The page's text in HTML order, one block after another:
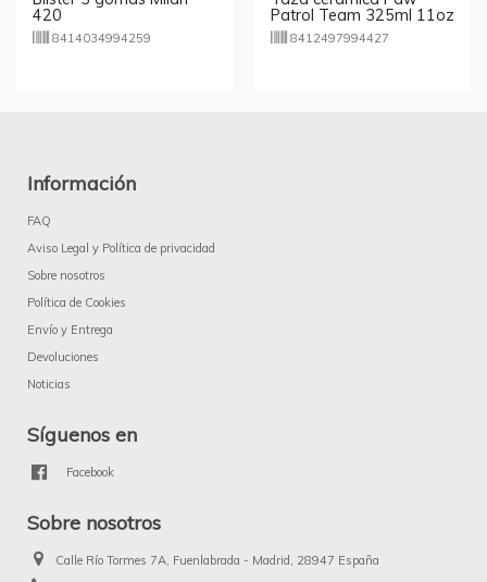
420
8414034994259
Patrol Team 325ml 11oz
8412497994427
Información
FAQ
Aviso Legal y Política de privacidad
Sobre nosotros
Política de Cookies
Envío y Entrega
Devoluciones
Noticias
Síguenos en
Facebook
Sobre nosotros
Calle Río Tormes 7A, Fuenlabrada - Madrid, 28947 España